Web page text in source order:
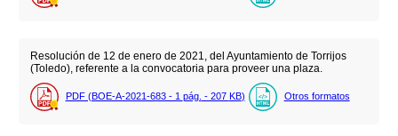
Resolución de 12 de enero de 2021, del Ayuntamiento de Torrijos
(Toledo), referente a la convocatoria para proveer una plaza.
PDF (BOE-A-2021-683 - 1 pág. - 207 KB) Otros formatos